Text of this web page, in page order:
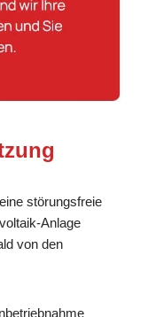
störungsfreie
Anlage
von den